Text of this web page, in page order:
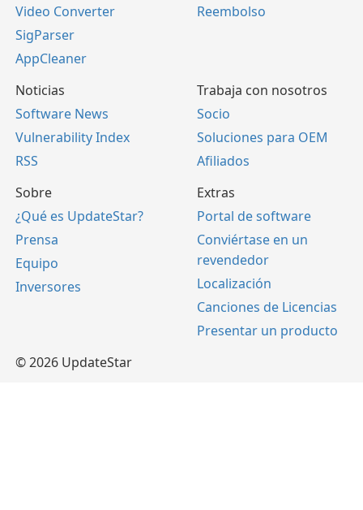
Video Converter
SigParser
AppCleaner
Reembolso
Noticias
Software News
Vulnerability Index
RSS
Trabaja con nosotros
Socio
Soluciones para OEM
Afiliados
Sobre
¿Qué es UpdateStar?
Prensa
Equipo
Inversores
Extras
Portal de software
Conviértase en un
revendedor
Localización
Canciones de Licencias
Presentar un producto
© 2026 UpdateStar